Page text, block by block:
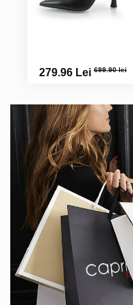
MIHAELA T.
279.96 Lei699.90 lei